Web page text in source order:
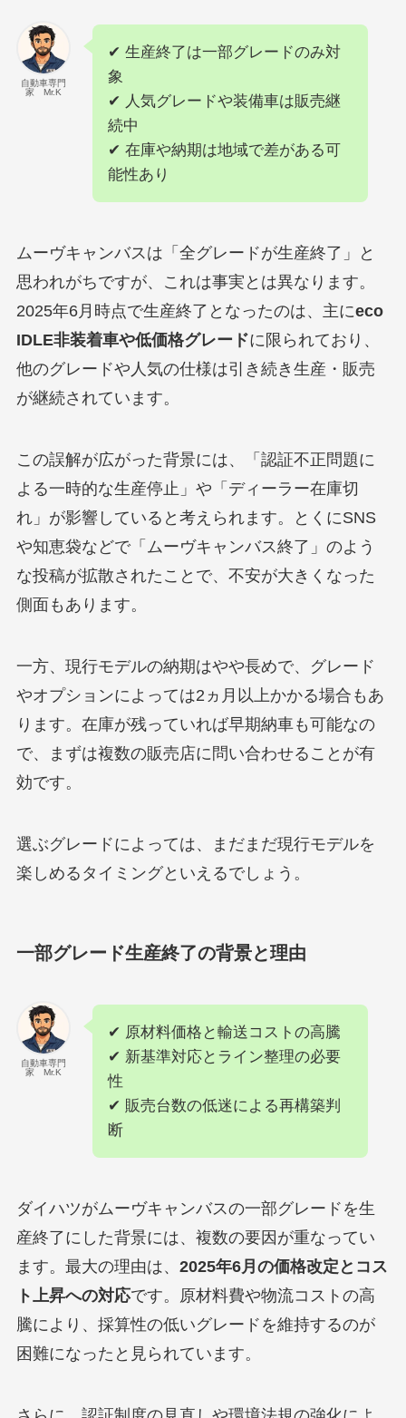
自動車専門
家 Mr.K
✔ 生産終了は一部グレードのみ対
象
✔ 人気グレードや装備車は販売継
続中
✔ 在庫や納期は地域で差がある可
能性あり
ムーヴキャンバスは「全グレードが生産終了」と
思われがちですが、これは事実とは異なります。
2025年6月時点で生産終了となったのは、主にeco
IDLE非装着車や低価格グレードに限られており、
他のグレードや人気の仕様は引き続き生産・販売
が継続されています。
この誤解が広がった背景には、「認証不正問題に
よる一時的な生産停止」や「ディーラー在庫切
れ」が影響していると考えられます。とくにSNS
や知恵袋などで「ムーヴキャンバス終了」のよう
な投稿が拡散されたことで、不安が大きくなった
側面もあります。
一方、現行モデルの納期はやや長めで、グレード
やオプションによっては2ヵ月以上かかる場合もあ
ります。在庫が残っていれば早期納車も可能なの
で、まずは複数の販売店に問い合わせることが有
効です。
選ぶグレードによっては、まだまだ現行モデルを
楽しめるタイミングといえるでしょう。
一部グレード生産終了の背景と理由
自動車専門
家 Mr.K
✔ 原材料価格と輸送コストの高騰
✔ 新基準対応とライン整理の必要
性
✔ 販売台数の低迷による再構築判
断
ダイハツがムーヴキャンバスの一部グレードを生
産終了にした背景には、複数の要因が重なってい
ます。最大の理由は、 2025年6月の価格改定とコス
ト上昇への対応です。原材料費や物流コストの高
騰により、採算性の低いグレードを維持するのが
困難になったと見られています。